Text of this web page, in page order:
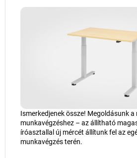
Ismerkedjenek össze! Megoldásunk
munkavégzéshez – az állítható
íróasztallal új mércét állítunk fel az
munkavégzés terén.